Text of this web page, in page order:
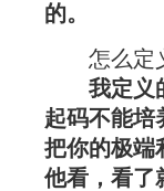
的。
怎么定义
我定义
起码不能培
把你的极端
他看，看了